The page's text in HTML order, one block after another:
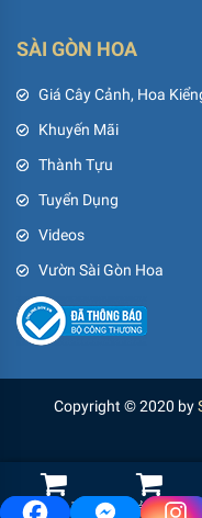
SÀI GÒN HOA
Giá Cây Cảnh, Hoa
Khuyến Mãi
Thành Tựu
Tuyển Dụng
Videos
Vườn Sài Gòn Hoa
Copyright © 2020 by
Shop Hoa Tươi Led Cảnh Quan